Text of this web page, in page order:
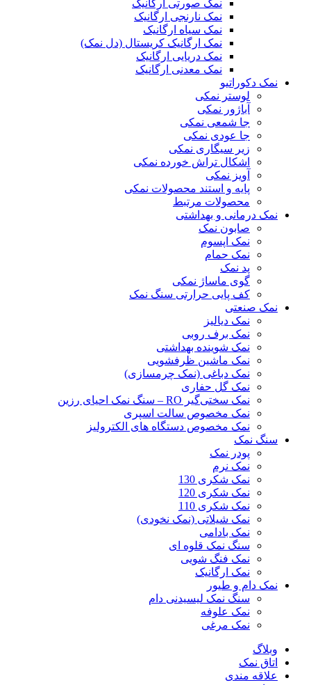
نمک صورتی ارگانیک
نمک نارنجی ارگانیک
نمک سیاه ارگانیک
نمک ارگانیک کریستال (دل نمک)
نمک دریایی ارگانیک
نمک معدنی ارگانیک
نمک دکوراتیو
لوستر نمکی
آباژور نمکی
جا شمعی نمکی
جا عودی نمکی
زیر سیگاری نمکی
اشکال تراش خورده نمکی
آویز نمکی
پایه و استند محصولات نمکی
محصولات مرتبط
نمک درمانی و بهداشتی
صابون نمک
نمک اپسوم
نمک حمام
پد نمک
گوی ماساژ نمکی
کف پایی حرارتی سنگ نمک
نمک صنعتی
نمک دیالیز
نمک برف روبی
نمک شوینده بهداشتی
نمک ماشین ظرفشویی
نمک دباغی (نمک چرمسازی)
نمک گل حفاری
نمک سختی‌گیر RO – سنگ نمک احیای رزین
نمک مخصوص سالت اسپری
نمک مخصوص دستگاه های الکترولیز
سنگ نمک
پودر نمک
نمک نرم
نمک شکری 130
نمک شکری 120
نمک شکری 110
نمک شیلاتی (نمک نخودی)
نمک بادامی
سنگ نمک قلوه ای
نمک فنگ شویی
نمک ارگانیک
نمک دام و طیور
سنگ نمک لیسیدنی دام
نمک علوفه
نمک مرغی
وبلاگ
اتاق نمک
علاقه مندی